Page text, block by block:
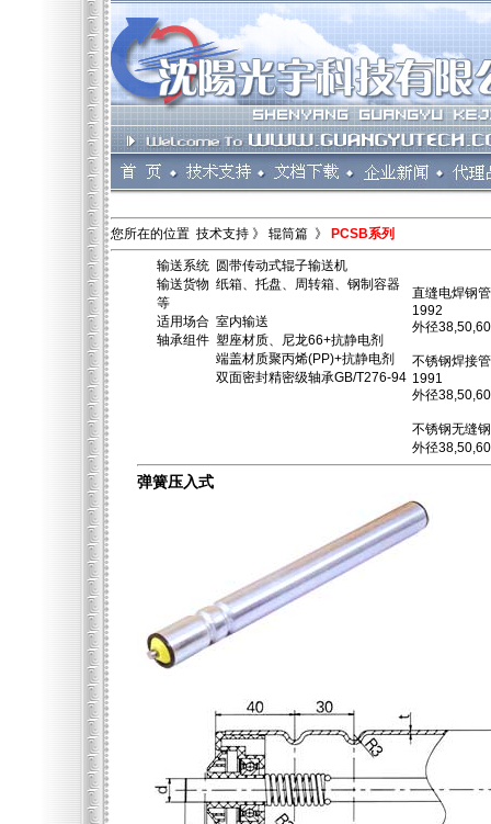
您所在的位置 技术支持 》 辊筒篇 》 PCSB系列
输送系统 圆带传动式辊子输送机
输送货物 纸箱、托盘、周转箱、钢制容器
等
适用场合 室内输送
轴承组件 塑座材质、尼龙66+抗静电剂
端盖材质聚丙烯(PP)+抗静电剂
双面密封精密级轴承GB/T276-94
直缝电焊钢
1992
外径
不锈钢焊接
1991
外径
不锈钢无缝
外径
弹簧压入式